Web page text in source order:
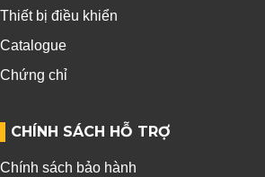
Thiết bị điều khiển
Catalogue
Chứng chỉ
CHÍNH SÁCH HỖ TRỢ
Chính sách bảo hành